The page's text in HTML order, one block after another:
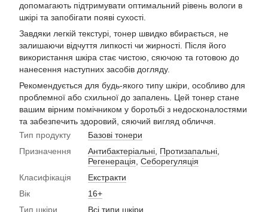
допомагають підтримувати оптимальний рівень вологи в
шкірі та запобігати появі сухості.
Завдяки легкій текстурі, тонер швидко вбирається, не
залишаючи відчуття липкості чи жирності. Після його
використання шкіра стає чистою, сяючою та готовою до
нанесення наступних засобів догляду.
Рекомендується для будь-якого типу шкіри, особливо для
проблемної або схильної до запалень. Цей тонер стане
вашим вірним помічником у боротьбі з недосконалостями
та забезпечить здоровий, сяючий вигляд обличчя.
Тип продукту
Базові тонери
Призначення
Антибактеріальні Протизапальні
Регенерація Себорегуляція
Класифікація
Екстракти
Вік
16+
Тип шкіри
Всі типи шкіри